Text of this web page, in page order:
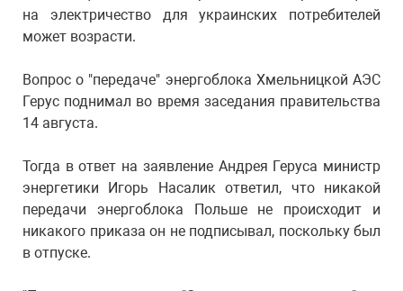
на электричество для украинских потребителей
может возрасти.
Вопрос о "передаче" энергоблока Хмельницкой АЭС
Герус поднимал во время заседания правительства
14 августа.
Тогда в ответ на заявление Андрея Геруса министр
энергетики Игорь Насалик ответил, что никакой
передачи энергоблока Польше не происходит и
никакого приказа он не подписывал, поскольку был
в отпуске.